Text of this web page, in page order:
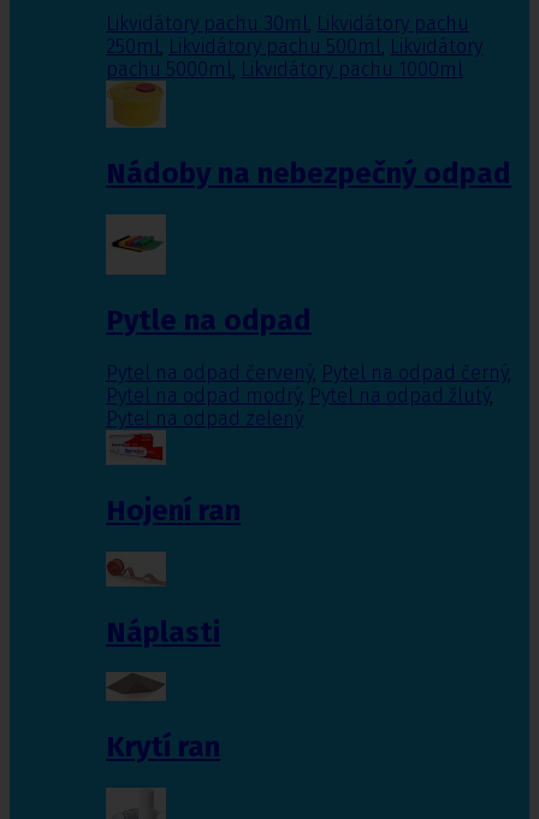
Likvidátory pachu 30ml, Likvidátory pachu
250ml, Likvidátory pachu 500ml, Likvidátory
pachu 5000ml, Likvidátory pachu 1000ml
Nádoby na nebezpečný odpad
Pytle na odpad
Pytel na odpad červený, Pytel na odpad černý,
Pytel na odpad modrý, Pytel na odpad žlutý,
Pytel na odpad zelený
Hojení ran
Náplasti
Krytí ran